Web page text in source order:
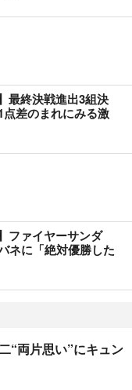
最終決戦進出3組決
差のまれにみる激
ファイヤーサンダ
ネに「絶対優勝した
“両片思い”にキュン